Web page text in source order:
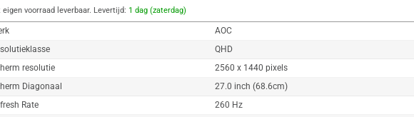
eigen voorraad leverbaar. Levertijd: 1 dag (zaterdag)
AOC
QHD
resolutie
2560 x 1440 pixels
Diagonaal
27.0 inch (68.6cm)
Rate
260 Hz